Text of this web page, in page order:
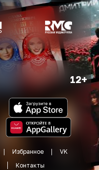
12+
Избранное
VK
Контакты